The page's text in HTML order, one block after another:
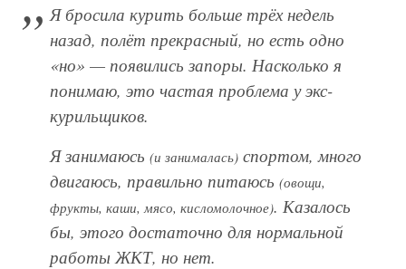
Я бросила курить больше трёх недель
назад, полёт прекрасный, но есть одно
«но» — появились запоры. Насколько я
понимаю, это частая проблема у экс-
курильщиков.
Я занимаюсь (и занималась) спортом, много
двигаюсь, правильно питаюсь (овощи,
фрукты, каши, мясо, кисломолочное). Казалось
бы, этого достаточно для нормальной
работы ЖКТ, но нет.